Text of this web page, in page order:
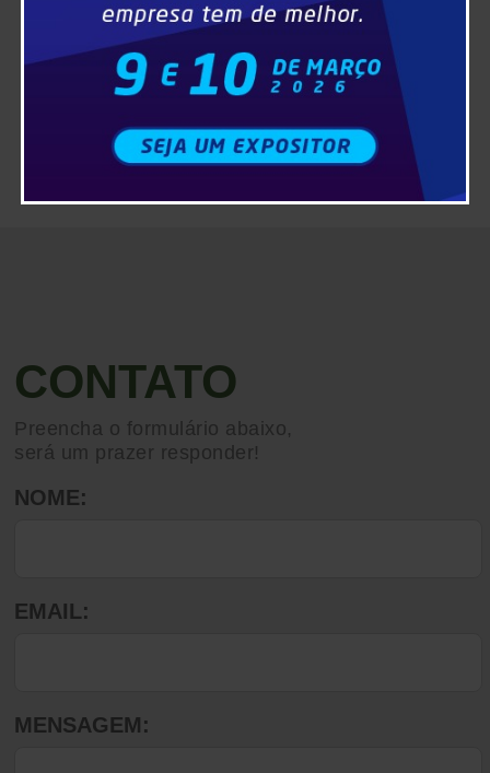
CONTATO
Preencha o formulário abaixo,
será um prazer responder!
NOME:
EMAIL:
MENSAGEM: